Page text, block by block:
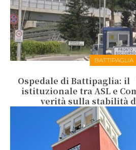
BATTIPAGLIA
Ospedale di Battipaglia:
istituzionale tra ASL e
verità sulla stabilità